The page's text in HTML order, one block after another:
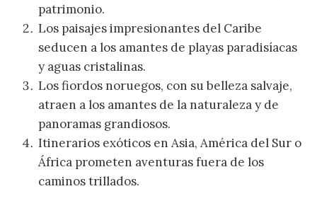
patrimonio.
Los paisajes impresionantes del Caribe
seducen a los amantes de playas paradisíacas
y aguas cristalinas.
Los fiordos noruegos, con su belleza salvaje,
atraen a los amantes de la naturaleza y de
panoramas grandiosos.
Itinerarios exóticos en Asia, América del Sur o
África prometen aventuras fuera de los
caminos trillados.